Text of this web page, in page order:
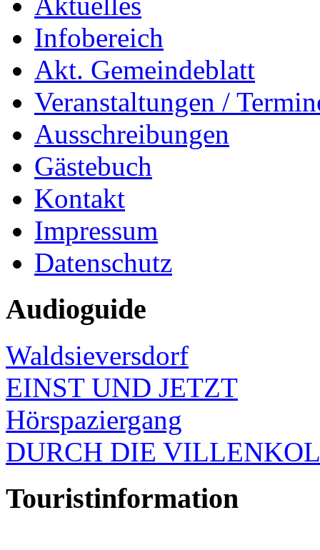
Infobereich
Akt. Gemeindeblatt
Veranstaltungen /
Ausschreibungen
Gästebuch
Kontakt
Impressum
Datenschutz
Audioguide
Waldsieversdorf
EINST UND JETZT
Hörspaziergang
DURCH DIE
Touristinformation